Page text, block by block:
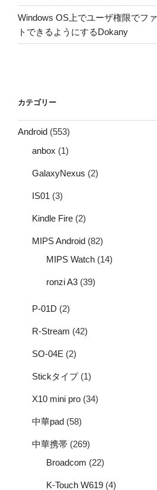
Windows OS上でユーザ権限でフ
トできるようにするDokany
カテゴリー
Android (553)
anbox (1)
GalaxyNexus (2)
IS01 (3)
Kindle Fire (2)
MIPS Android (82)
MIPS Watch (14)
ronzi A3 (39)
P-01D (2)
R-Stream (42)
SO-04E (2)
Stickタイプ(1)
X10 mini pro (34)
中華pad (58)
中華携帯 (269)
Broadcom (22)
K-Touch W619 (4)